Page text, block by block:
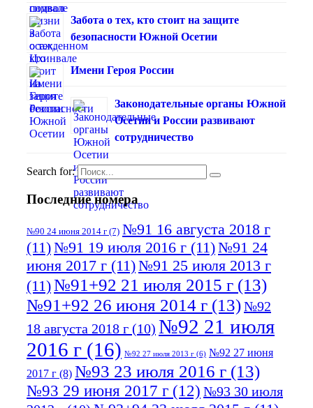
Забота о тех, кто стоит на защите
безопасности Южной Осетии
Имени Героя России
Законодательные органы Южной
Осетии и России развивают
сотрудничество
Search for:
Последние номера
№90 24 июня 2014 г (7) №91 16 августа 2018 г
(11)№91 19 июля 2016 г (11)№91 24
июня 2017 г (11)№91 25 июля 2013 г
(11)№91+92 21 июля 2015 г (13)
№91+92 26 июня 2014 г (13)№92
18 августа 2018 г (10) №92 21 июля
2016 г (16) №92 27 июля 2013 г (6) №92 27 июня
2017 г (8) №93 23 июля 2016 г (13)
№93 29 июня 2017 г (12) №93 30 июля